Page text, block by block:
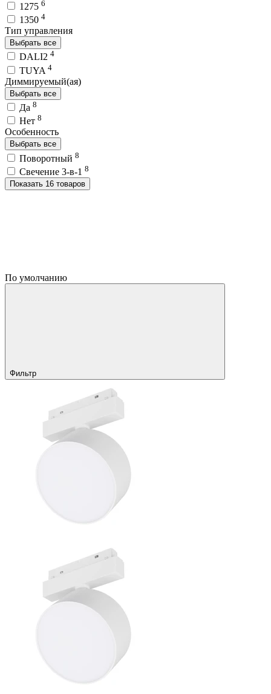
1275 6
1350 4
Тип управления
Выбрать все
DALI2 4
TUYA 4
Диммируемый(ая)
Выбрать все
Да 8
Нет 8
Особенность
Выбрать все
Поворотный 8
Свечение 3-в-1 8
Показать 16 товаров
По умолчанию
Фильтр